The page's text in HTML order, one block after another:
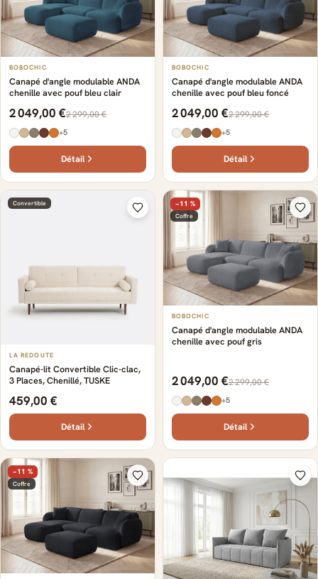
BOBOCHIC
Canapé d'angle modulable ANDA
chenille avec pouf bleu clair
2 049,00 €2 299,00 €
+5
Détail
BOBOCHIC
Canapé d'angle modulable ANDA
chenille avec pouf bleu foncé
2 049,00 €2 299,00 €
+5
Détail
Convertible
LA REDOUTE
Canapé-lit Convertible Clic-clac,
3 Places, Chenillé, TUSKE
459,00 €
Détail
−11 %
Coffre
BOBOCHIC
Canapé d'angle modulable ANDA
chenille avec pouf gris
2 049,00 €2 299,00 €
+5
Détail
−11 %
Coffre